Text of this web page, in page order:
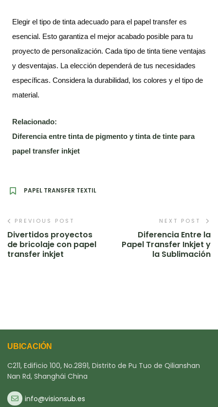
Elegir el tipo de tinta adecuado para el papel transfer es
esencial. Esto garantiza el mejor acabado posible para tu
proyecto de personalización. Cada tipo de tinta tiene ventajas
y desventajas. La elección dependerá de tus necesidades
específicas. Considera la durabilidad, los colores y el tipo de
material.
Relacionado:
Diferencia entre tinta de pigmento y tinta de tinte para
papel transfer inkjet
PAPEL TRANSFER TEXTIL
PREVIOUS POST
Divertidos proyectos
de bricolaje con papel
transfer inkjet
NEXT POST
Diferencia Entre la
Papel Transfer Inkjet y
la Sublimación
UBICACIÓN
C211, Edificio 100, No.2891, Distrito de Pu Tuo de Qilianshan
Nan Rd, Shanghái China
info@visionsub.es